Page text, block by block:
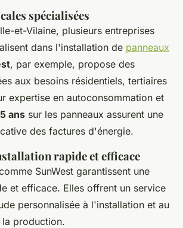
spécialisées
et-Vilaine, plusieurs entreprises
dans l'installation de panneaux
, par exemple, propose des
aux besoins résidentiels, tertiaires
expertise en autoconsommation et
ans sur les panneaux assurent une
des factures d'énergie.
rapide et efficace
SunWest garantissent une
et efficace. Elles offrent un service
personnalisée à l'installation et au
production.